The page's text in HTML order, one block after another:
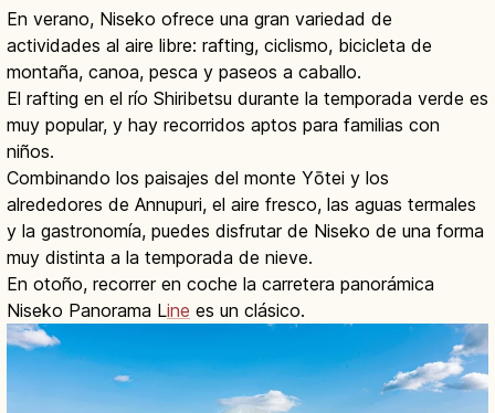
En verano, Niseko ofrece una gran variedad de
actividades al aire libre: rafting, ciclismo, bicicleta de
montaña, canoa, pesca y paseos a caballo.
El rafting en el río Shiribetsu durante la temporada verde es
muy popular, y hay recorridos aptos para familias con
niños.
Combinando los paisajes del monte Yōtei y los
alrededores de Annupuri, el aire fresco, las aguas termales
y la gastronomía, puedes disfrutar de Niseko de una forma
muy distinta a la temporada de nieve.
En otoño, recorrer en coche la carretera panorámica
Niseko Panorama Line es un clásico.